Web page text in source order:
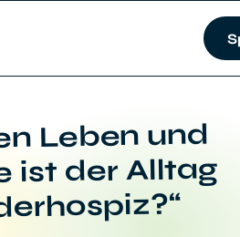
Leben und
ist der Alltag